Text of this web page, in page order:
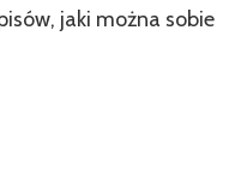
jaki można sobie